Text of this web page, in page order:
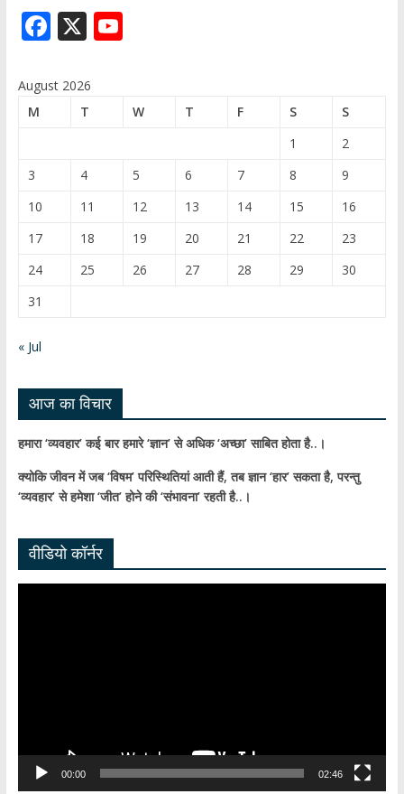
F
e
X Y
T
b
e
C
h
a
August 2026
M
T W T F S
S
1
2
3
4 5 6 7 8
9
10
11 12 13 14 15
16
17
18 19 20 21 22
23
24
25 26 27 28 29
30
31
« Jul
आज का विचार
हमारा ‘व्यवहार’ कई बार हमारे ‘ज्ञान’ से अधिक ‘अच्छा’ साबित होता है..।
क्योकि जीवन में जब ‘विषम’ परिस्थितियां आती हैं,तब ज्ञान ‘हार’ सकता है,परन्तु
‘व्यवहार’ से हमेशा ‘जीत’ होने की ‘संभावना’ रहती है..।
वीडियो कॉर्नर
00:00 02:46